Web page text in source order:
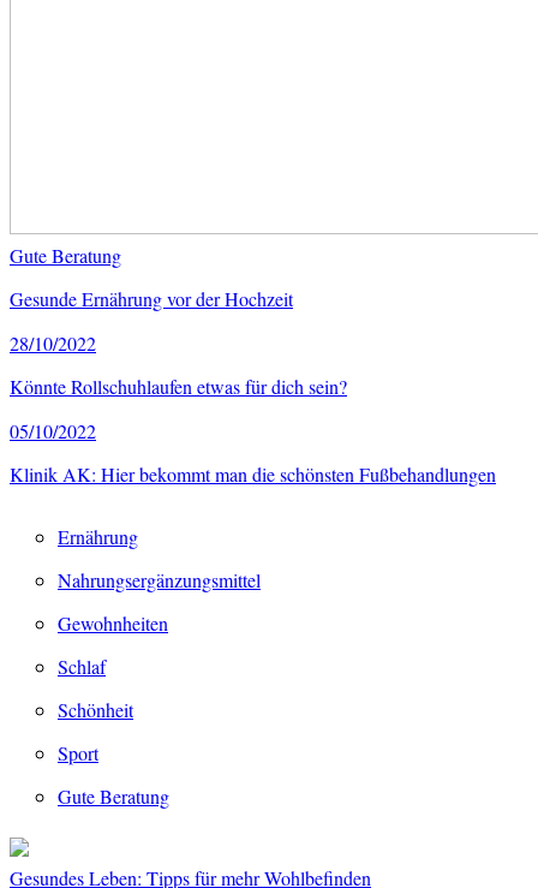
Gute Beratung
Gesunde Ernährung vor der Hochzeit
28/10/2022
Könnte Rollschuhlaufen etwas für dich sein?
05/10/2022
Klinik AK: Hier bekommt man die schönsten Fußbehandlungen
Ernährung
Nahrungsergänzungsmittel
Gewohnheiten
Schlaf
Schönheit
Sport
Gute Beratung
Gesundes Leben: Tipps für mehr Wohlbefinden